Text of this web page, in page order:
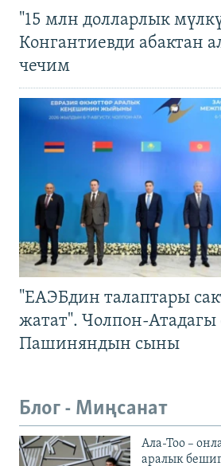
"15 млн долларлык
Конгантиевди абактан
чечим
"ЕАЭБдин талаптары
жатат". Чолпон-
Пашиняндын сыны
Блог - Миңсанат
Ала-Тоо –
аралык